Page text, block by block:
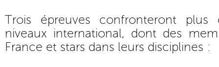
Trois épreuves confronteront
niveaux international, dont des
France et stars dans leurs disciplines :